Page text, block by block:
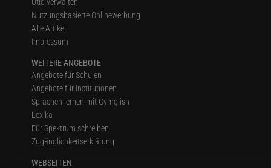
Nutzungsbasierte Onlinewerbung
Alle Artikel
Impressum
WEITERE ANGEBOTE
Angebote für Schulen
Angebote für Institutionen
Sprachen lernen mit Gymglish
Lexika
Für Spektrum schreiben
Zugänglichkeitserklärung
WEBSEITEN